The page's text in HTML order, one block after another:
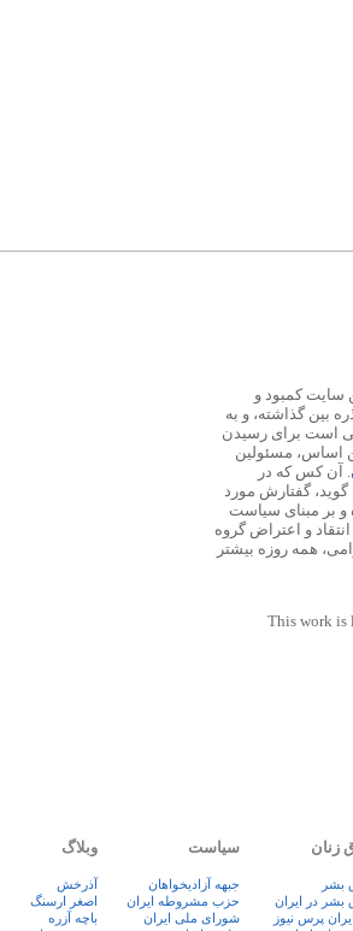
شد. این سایت کمبود و
بین گذاشته، و به
است برای رسیدن
اساس، مسئولین
. آن کس که در
گفتارش مورد
و بر مبنای سیاست
و اعتراض گروه
همه روزه بیشتر
This work is
زنان
بشر
بشر در ایران
پرس نيوز
سیاست
جبهه آزادیخواهان
حزب مشروطه ایران
شورای ملی ایران
وبلاگ
آذرخش
اصغر ارسنگ
باچه آزره